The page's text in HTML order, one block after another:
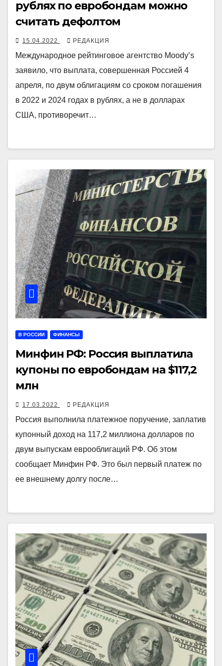
рублях по евробондам можно
считать дефолтом
15.04.2022 РЕДАКЦИЯ
Международное рейтинговое агентство Moody’s
заявило, что выплата, совершенная Россией 4
апреля, по двум облигациям со сроком погашения
в 2022 и 2024 годах в рублях, а не в долларах
США, противоречит…
В РОССИИ ФИНАНСЫ
Минфин РФ: Россия выплатила
купоны по евробондам на $117,2
млн
17.03.2022 РЕДАКЦИЯ
Россия выполнила платежное поручение, заплатив
купонный доход на 117,2 миллиона долларов по
двум выпускам еврооблигаций РФ. Об этом
сообщает Минфин РФ. Это был первый платеж по
ее внешнему долгу после…